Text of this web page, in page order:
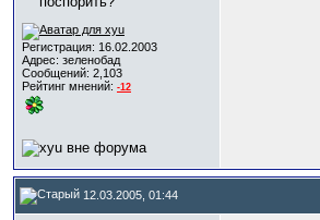
Регистрация: 16.02.2003
Адрес: зеленобад
Сообщений: 2,103
Рейтинг мнений: -12
12.03.2005, 01:44